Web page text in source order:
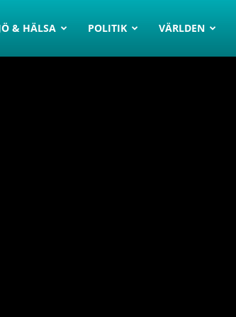
& HÄLSA POLITIK VÄRLDEN